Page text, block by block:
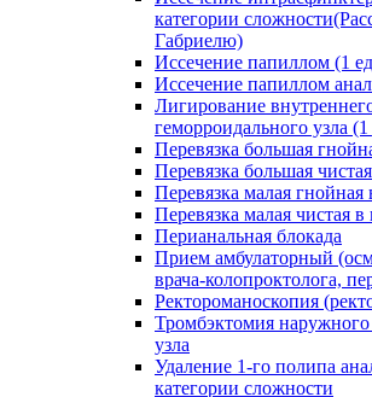
категории
Габриелю)
Иссечение папиллом (1
Иссечение папиллом
Лигирование
геморроидального узла (1
Перевязка большая
Перевязка большая
Перевязка малая гнойная
Перевязка малая чистая
Перианальная блокада
Прием амбулаторный
врача-колопроктолога,
Ректороманоскопия
Тромбэктомия
узла
Удаление 1-го полипа
категории сложности